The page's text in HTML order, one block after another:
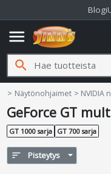
Blogi
menu
search
Näytönohjaimet NVIDIA
GeForce GT
GT 1000 sarja GT 700 sarja
sort Pisteytys